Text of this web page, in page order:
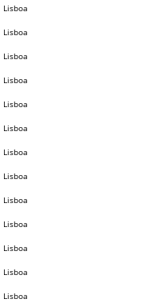
Lisboa
Lisboa
Lisboa
Lisboa
Lisboa
Lisboa
Lisboa
Lisboa
Lisboa
Lisboa
Lisboa
Lisboa
Lisboa